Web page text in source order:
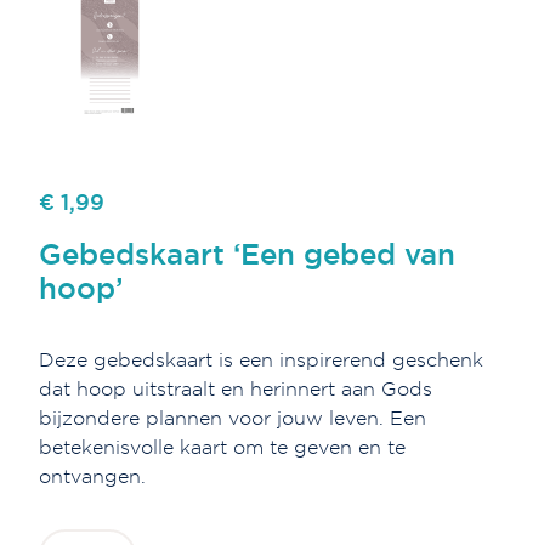
€ 1,99
Gebedskaart ‘Een gebed van
hoop’
Deze gebedskaart is een inspirerend geschenk
dat hoop uitstraalt en herinnert aan Gods
bijzondere plannen voor jouw leven. Een
betekenisvolle kaart om te geven en te
ontvangen.